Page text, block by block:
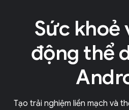
Sức khoẻ
động thể
Tạo trải nghiệm liền mạch và